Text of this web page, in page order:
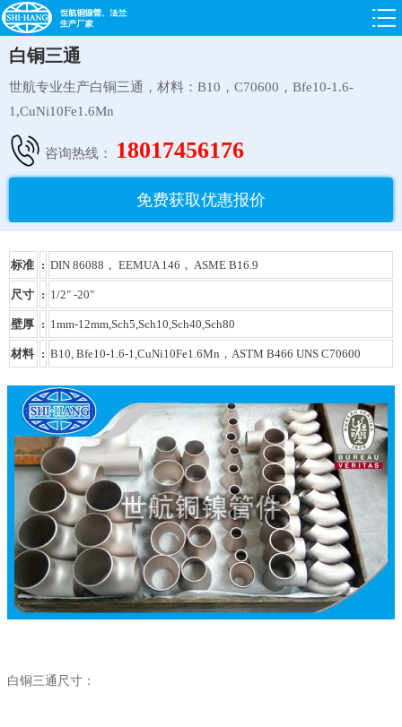
白铜三通
世航专业生产白铜三通，材料：B10，C70600，Bfe10-1.6-
1,CuNi10Fe1.6Mn
咨询热线： 18017456176
免费获取优惠报价
标准 : DIN 86088， EEMUA 146， ASME B16.9
尺寸 : 1/2" -20"
壁厚 : 1mm-12mm,Sch5,Sch10,Sch40,Sch80
材料 : B10, Bfe10-1.6-1,CuNi10Fe1.6Mn，ASTM B466 UNS C70600
白铜三通尺寸：